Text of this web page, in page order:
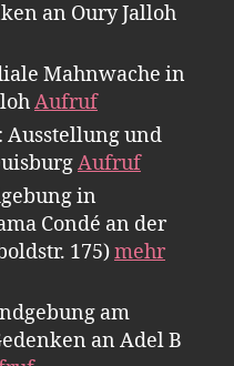
an Oury Jalloh
Mahnwache in
Aufruf
: Ausstellung und
Aufruf
in
Condé an der
175)mehr
am
an Adel B